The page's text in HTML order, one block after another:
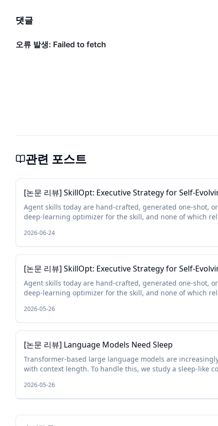
댓글
관련 포스트
[논문 리뷰] SkillOpt: Executive Strategy for Self-
Agent skills today are hand-crafted, generated one-shot,
deep-learning optimizer for the skill, and none of which
2026-06-24
[논문 리뷰] SkillOpt: Executive Strategy for Self-
Agent skills today are hand-crafted, generated one-shot,
deep-learning optimizer for the skill, and none of which
2026-05-26
[논문 리뷰] Language Models Need Sleep
Transformer-based large language models are
with context length. To handle this, we study a sleep-like
2026-05-26